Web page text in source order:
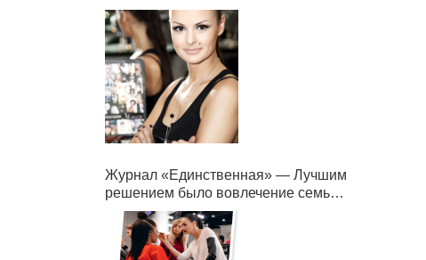
Журнал «Единственная» — Лучшим
решением было вовлечение семьи в
бизнес.